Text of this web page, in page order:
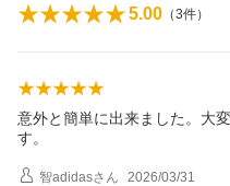
5.00 （3件）
意外と簡単に出来ました。大
す。
智adidasさん 2026/03/31